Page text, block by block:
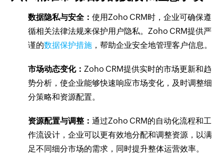
数据隐私与安全：使用Zoho CRM时，企业可确保遵
循相关法律法规来保护用户隐私。Zoho CRM提供严
谨的数据保护措施 ，帮助企业安全地管理客户信息。
市场动态变化： Zoho CRM提供实时的市场更新和趋
势分析，使企业能够快速响应市场变化，及时调整细
分策略和资源配置。
资源配置与调整：通过Zoho CRM的自动化流程和工
作流设计，企业可以更有效地分配和调整资源，以满
足不同细分市场的需求，同时提升整体运营效率。